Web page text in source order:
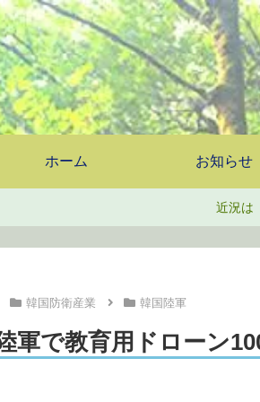
ホーム お知らせ
近況は
韓国防衛産業 韓国陸軍
軍で教育用ドローン